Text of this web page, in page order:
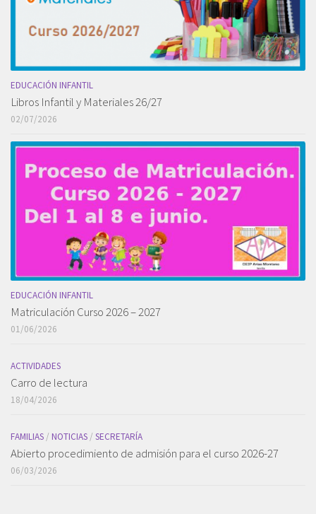
EDUCACIÓN INFANTIL
Libros Infantil y Materiales 26/27
02/07/2026
EDUCACIÓN INFANTIL
Matriculación Curso 2026 – 2027
01/06/2026
ACTIVIDADES
Carro de lectura
18/04/2026
FAMILIAS / NOTICIAS / SECRETARÍA
Abierto procedimiento de admisión para el curso 2026-27
06/03/2026